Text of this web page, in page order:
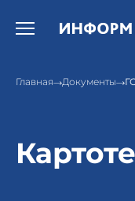
Открыть бургер
Главная Документы